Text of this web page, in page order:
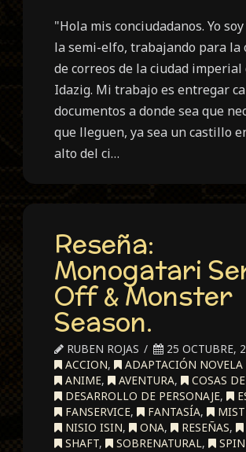
"Hola mis conciudadanos. Yo
la semi-elfo, trabajando para la
de correos de la ciudad imperial
Idazig. Mi trabajo es entregar
documentos a donde sea que
que lleguen, ya sea un castillo
alto del ci…
Reseña:
Monogatari
Off & Monster
Season.
RUBEN ROJAS
25 OCTUBRE,
ACCION, ADAPTACIÓN NOVELA
ANIME, AVENTURA, COSAS
DESARROLLO DE PERSONAJE,
FANSERVICE, FANTASÍA,
NISIO ISIN, ONA, RESEÑAS,
SHAFT, SOBRENATURAL,